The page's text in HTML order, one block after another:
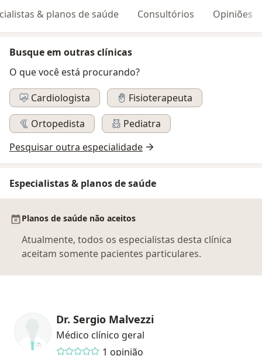
& planos de saúde Consultórios Opiniões
Busque em outras clínicas
O que você está procurando?
Cardiologista
Fisioterapeuta
Ortopedista
Pediatra
Pesquisar outra especialidade
Especialistas & planos de saúde
Planos de saúde não aceitos
Atualmente, todos os especialistas desta clínica
aceitam somente pacientes particulares.
Dr. Sergio Malvezzi
Médico clínico geral
1 opinião